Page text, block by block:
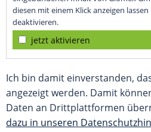
diesen mit einem Klick anzeigen
deaktivieren.
jetzt aktivieren
Ich bin damit einverstanden,
angezeigt werden. Damit
Daten an Drittplattformen
dazu in unseren